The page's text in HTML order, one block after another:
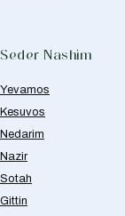
Seder Nashim
Yevamos
Kesuvos
Nedarim
Nazir
Sotah
Gittin